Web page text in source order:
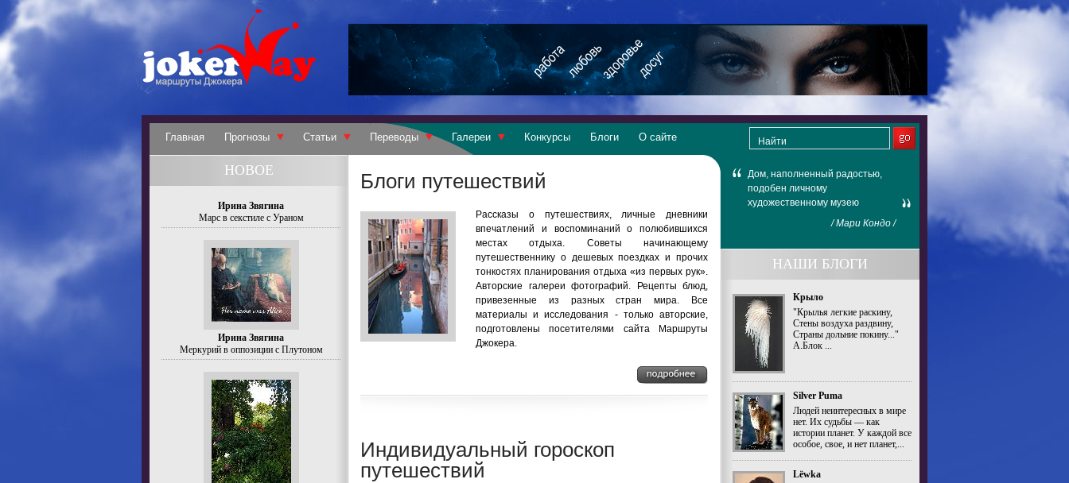
Главная Прогнозы Статьи Переводы Галереи Конкурсы Блоги О сайте
Блоги путешествий
Рассказы о путешествиях, личные дневники
впечатлений и воспоминаний о полюбившихся
местах отдыха. Советы начинающему
путешественнику о дешевых поездках и прочих
тонкостях планирования отдыха «из первых рук».
Авторские галереи фотографий. Рецепты блюд,
привезенные из разных стран мира. Все
материалы и исследования - только авторские,
подготовлены посетителями сайта Маршруты
Джокера.
Индивидуальный гороскоп
путешествий
Дом, наполненный радостью,
подобен личному
художественному музею
/ Мари Кондо /
НАШИ БЛОГИ
Крыло
"Крылья легкие раскину,
Стены воздуха раздвину,
Страны дольние покину..."
А.Блок ...
Silver Puma
Людей неинтересных в мире
нет. Их судьбы — как
истории планет. У каждой все
особое, свое, и нет планет,...
Lёwka
НОВОЕ
Ирина Звягина
Марс в секстиле с Ураном
Ирина Звягина
Меркурий в оппозиции с Плутоном